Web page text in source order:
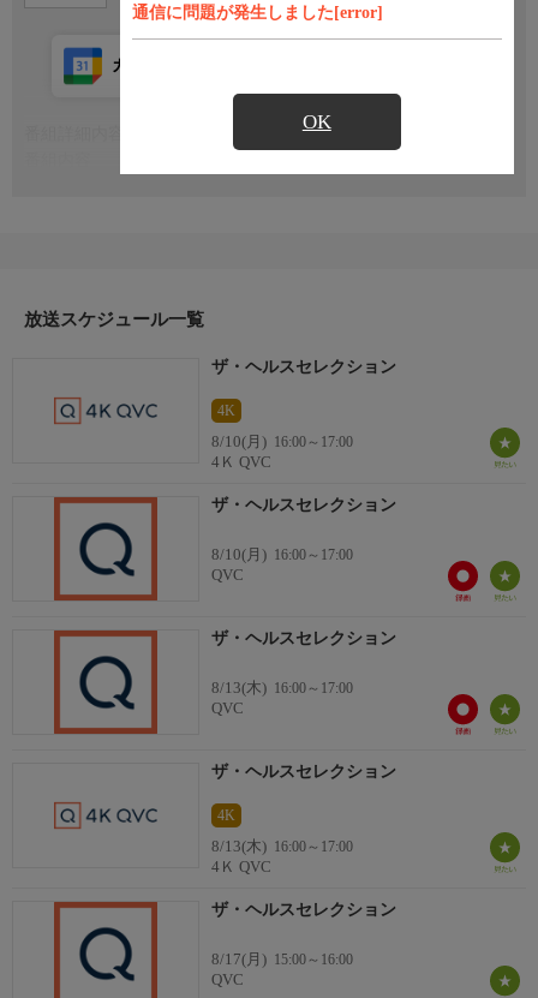
通信に問題が発生しました[error]
OK
カレンダー登録
放送スケジュール一覧
ザ・ヘルスセレクション
4K
8/10(月) 16:00～17:00
4Ｋ QVC
ザ・ヘルスセレクション
8/10(月) 16:00～17:00
QVC
ザ・ヘルスセレクション
8/13(木) 16:00～17:00
QVC
ザ・ヘルスセレクション
4K
8/13(木) 16:00～17:00
4Ｋ QVC
ザ・ヘルスセレクション
8/17(月) 15:00～16:00
QVC